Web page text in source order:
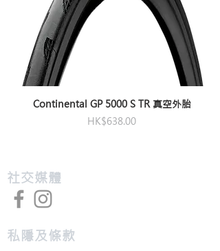
Continental GP 5000 S TR 真空外胎
價格
HK$638.00
​社交媒體
私隱及條款